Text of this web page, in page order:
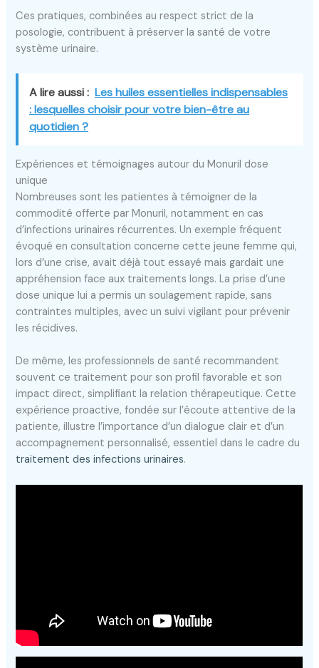
Ces pratiques, combinées au respect strict de la
posologie, contribuent à préserver la santé de votre
système urinaire.
A lire aussi : Les huiles essentielles indispensables
: lesquelles choisir pour votre bien-être au
quotidien ?
Expériences et témoignages autour du Monuril dose
unique
Nombreuses sont les patientes à témoigner de la
commodité offerte par Monuril, notamment en cas
d’infections urinaires récurrentes. Un exemple fréquent
évoqué en consultation concerne cette jeune femme qui,
lors d’une crise, avait déjà tout essayé mais gardait une
appréhension face aux traitements longs. La prise d’une
dose unique lui a permis un soulagement rapide, sans
contraintes multiples, avec un suivi vigilant pour prévenir
les récidives.
De même, les professionnels de santé recommandent
souvent ce traitement pour son profil favorable et son
impact direct, simplifiant la relation thérapeutique. Cette
expérience proactive, fondée sur l’écoute attentive de la
patiente, illustre l’importance d’un dialogue clair et d’un
accompagnement personnalisé, essentiel dans le cadre du
traitement des infections urinaires.